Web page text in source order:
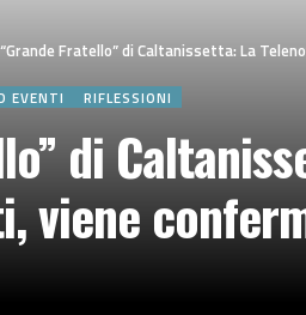
Fratello” di Caltanissetta: La
EVENTI RIFLESSIONI
di
viene